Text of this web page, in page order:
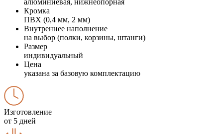
Кромка
ПВХ (0,4 мм, 2 мм)
Внутреннее наполнение
на выбор (полки, корзины, штанги)
Размер
индивидуальный
Цена
указана за базовую комплектацию
Изготовление
от 5 дней